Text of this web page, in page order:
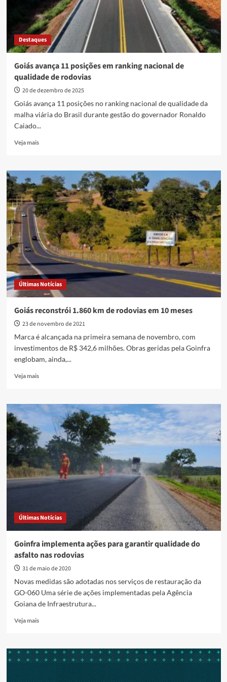
Destaques
Goiás avança 11 posições em ranking nacional de
qualidade de rodovias
20 de dezembro de 2025
Goiás avança 11 posições no ranking nacional de qualidade da
malha viária do Brasil durante gestão do governador Ronaldo
Caiado...
Veja maisRead
Goiás
avança
11
posições
em
ranking
nacional
de
qualidade
de
rodovias
Últimas Notícias
Goiás reconstrói 1.860 km de rodovias em 10 meses
23 de novembro de 2021
Marca é alcançada na primeira semana de novembro, com
investimentos de R$ 342,6 milhões. Obras geridas pela Goinfra
englobam, ainda,...
Veja maisRead
Goiás
reconstrói
1.860
km
de
rodovias
10
meses
Últimas Notícias
Goinfra implementa ações para garantir qualidade do
asfalto nas rodovias
31 de maio de 2020
Novas medidas são adotadas nos serviços de restauração da
GO-060 Uma série de ações implementadas pela Agência
Goiana de Infraestrutura...
Veja maisRead
Goinfra
implementa